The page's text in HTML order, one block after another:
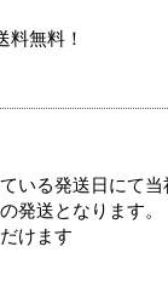
無料！
いる発送日にて当
発送となります。
けます